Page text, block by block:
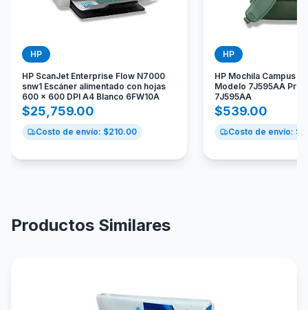
HP
HP ScanJet Enterprise Flow N7000
snw1 Escáner alimentado con hojas
600 x 600 DPI A4 Blanco 6FW10A
$25,759.00
Costo de envío: $210.00
HP
HP Mochila Campus
Modelo 7J595AA
7J595AA
$539.00
Costo de envío: $
Productos Similares